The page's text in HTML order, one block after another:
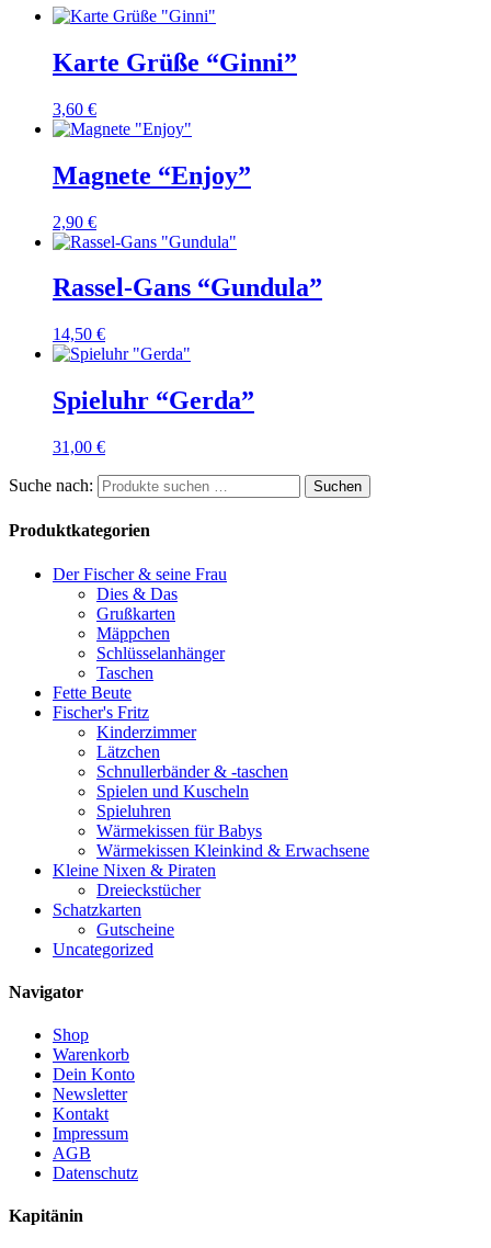
Karte Grüße “Ginni”
3,60 €
Magnete “Enjoy”
2,90 €
Rassel-Gans “Gundula”
14,50 €
Spieluhr “Gerda”
31,00 €
Suche nach: Suchen
Produktkategorien
Der Fischer & seine Frau
Dies & Das
Grußkarten
Mäppchen
Schlüsselanhänger
Taschen
Fette Beute
Fischer's Fritz
Kinderzimmer
Lätzchen
Schnullerbänder & -taschen
Spielen und Kuscheln
Spieluhren
Wärmekissen für Babys
Wärmekissen Kleinkind & Erwachsene
Kleine Nixen & Piraten
Dreieckstücher
Schatzkarten
Gutscheine
Uncategorized
Navigator
Shop
Warenkorb
Dein Konto
Newsletter
Kontakt
Impressum
AGB
Datenschutz
Kapitänin